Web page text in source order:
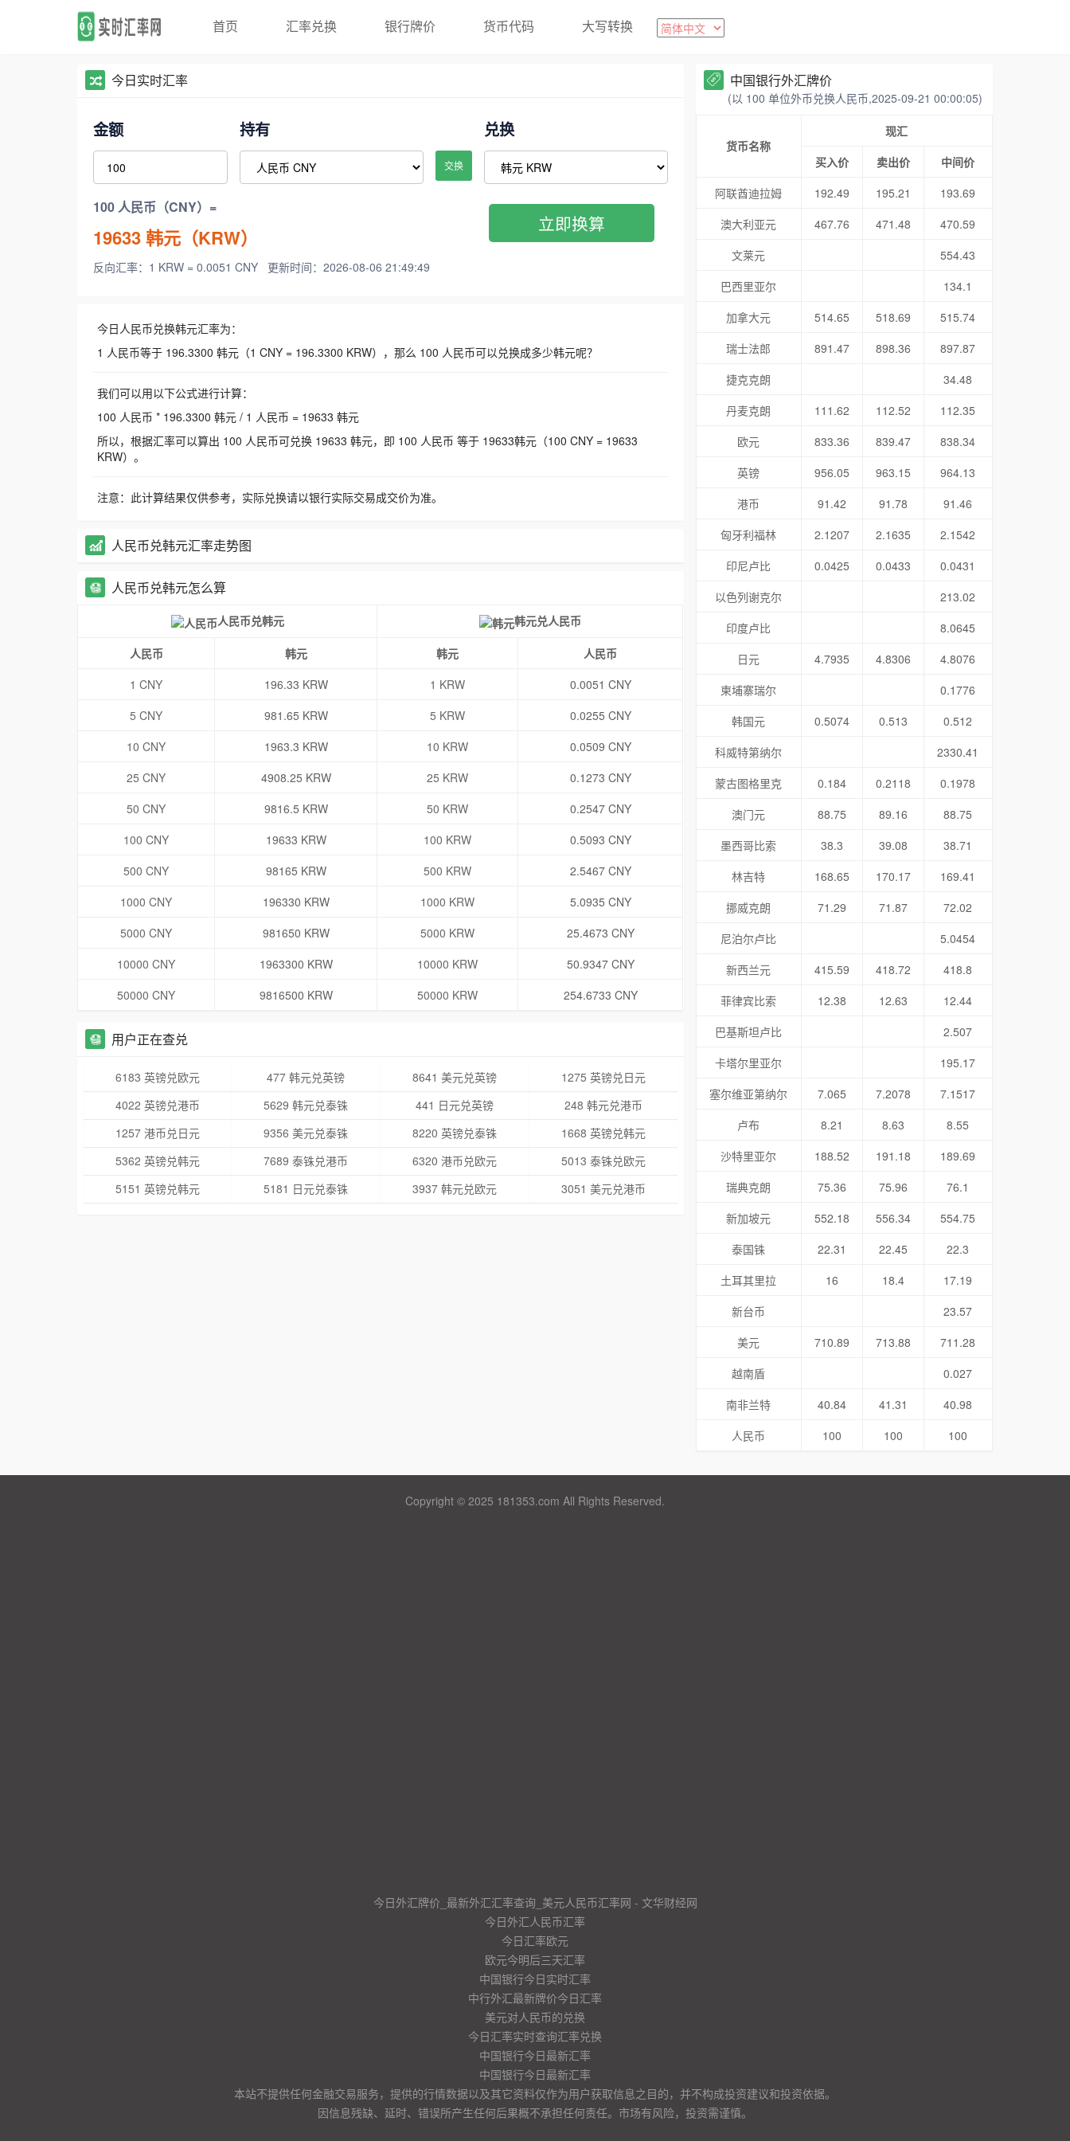
首页 汇率兑换 银行牌价 货币代码 大写转换
今日实时汇率
金额 持有
交换
兑换
100 人民币（CNY）=
19633韩元（KRW）
反向汇率：1 KRW = 0.0051 CNY 更新时间：2026-08-06 21:49:49
立即换算
今日人民币兑换韩元汇率为：
1 人民币等于 196.3300 韩元（1 CNY = 196.3300 KRW），那么 100 人民币可以兑换成多少韩元呢？
我们可以用以下公式进行计算：
100 人民币 * 196.3300 韩元 / 1 人民币 = 19633 韩元
所以，根据汇率可以算出 100 人民币可兑换 19633 韩元，即 100 人民币 等于 19633韩元（100 CNY = 19633
KRW）。
注意：此计算结果仅供参考，实际兑换请以银行实际交易成交价为准。
人民币兑韩元汇率走势图
人民币兑韩元怎么算
人民币兑韩元 韩元兑人民币
人民币 韩元 韩元
人民币
1 CNY
196.33 KRW 1 KRW
0.0051 CNY
5 CNY
981.65 KRW 5 KRW
0.0255 CNY
10 CNY
1963.3 KRW 10 KRW
0.0509 CNY
25 CNY
4908.25 KRW 25 KRW
0.1273 CNY
50 CNY
9816.5 KRW 50 KRW
0.2547 CNY
100 CNY
19633 KRW 100 KRW
0.5093 CNY
500 CNY
98165 KRW 500 KRW
2.5467 CNY
1000 CNY
196330 KRW 1000 KRW
5.0935 CNY
5000 CNY
981650 KRW 5000 KRW
25.4673 CNY
10000 CNY
1963300 KRW 10000 KRW
50.9347 CNY
50000 CNY
9816500 KRW 50000 KRW 254.6733 CNY
用户正在查兑
6183 英镑兑欧元 477 韩元兑英镑 8641 美元兑英镑
1275 英镑兑日元
4022 英镑兑港币
5629 韩元兑泰铢 441 日元兑英镑
248 韩元兑港币
1257 港币兑日元
9356 美元兑泰铢 8220 英镑兑泰铢
1668 英镑兑韩元
5362 英镑兑韩元
7689 泰铢兑港币 6320 港币兑欧元
5013 泰铢兑欧元
5151 英镑兑韩元
5181 日元兑泰铢 3937 韩元兑欧元 3051 美元兑港币
中国银行外汇牌价
(以 100 单位外币兑换人民币,2025-09-21 00:00:05)
货币名称
现汇
买入价
卖出价
中间价
阿联酋迪拉姆
192.49 195.21
193.69
澳大利亚元
467.76 471.48
470.59
文莱元
554.43
巴西里亚尔
134.1
加拿大元
514.65 518.69
515.74
瑞士法郎
891.47 898.36
897.87
捷克克朗
34.48
丹麦克朗
111.62 112.52
112.35
欧元
833.36 839.47
838.34
英镑
956.05 963.15
964.13
港币
91.42 91.78
91.46
匈牙利福林
2.1207 2.1635
2.1542
印尼卢比
0.0425 0.0433
0.0431
以色列谢克尔
213.02
印度卢比
8.0645
日元
4.7935 4.8306
4.8076
柬埔寨瑞尔
0.1776
韩国元
0.5074 0.513
0.512
科威特第纳尔
2330.41
蒙古图格里克
0.184 0.2118
0.1978
澳门元
88.75 89.16
88.75
墨西哥比索
38.3 39.08
38.71
林吉特
168.65 170.17
169.41
挪威克朗
71.29 71.87
72.02
尼泊尔卢比
5.0454
新西兰元
415.59 418.72
418.8
菲律宾比索
12.38 12.63
12.44
巴基斯坦卢比
2.507
卡塔尔里亚尔
195.17
塞尔维亚第纳尔
7.065 7.2078
7.1517
卢布
8.21 8.63
8.55
沙特里亚尔
188.52 191.18
189.69
瑞典克朗
75.36 75.96
76.1
新加坡元
552.18 556.34
554.75
泰国铢
22.31 22.45
22.3
土耳其里拉
16 18.4
17.19
新台币
23.57
美元
710.89 713.88
711.28
越南盾
0.027
南非兰特
40.84 41.31
40.98
人民币
100 100 100
Copyright © 2025 181353.com All Rights Reserved.
今日外汇牌价_最新外汇汇率查询_美元人民币汇率网 - 文华财经网
今日外汇人民币汇率
今日汇率欧元
欧元今明后三天汇率
中国银行今日实时汇率
中行外汇最新牌价今日汇率
美元对人民币的兑换
今日汇率实时查询汇率兑换
中国银行今日最新汇率
中国银行今日最新汇率
本站不提供任何金融交易服务，提供的行情数据以及其它资料仅作为用户获取信息之目的，并不构成投资建议和投资依据。
因信息残缺、延时、错误所产生任何后果概不承担任何责任。市场有风险，投资需谨慎。